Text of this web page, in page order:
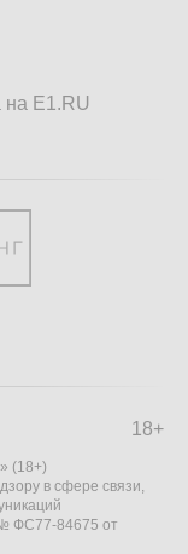
на E1.RU
18+
(18+)
в сфере связи,
ФС77-84675 от